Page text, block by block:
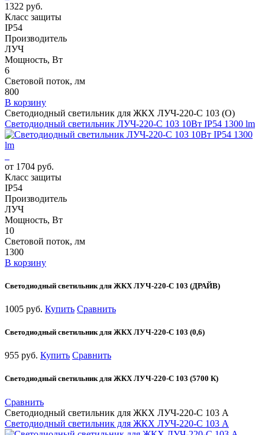
1322 руб.
Класс защиты
IP54
Производитель
ЛУЧ
Мощность, Вт
6
Световой поток, лм
800
В корзину
Светодиодный светильник для ЖКХ ЛУЧ-220-С 103 (О)
Светодиодный светильник ЛУЧ-220-С 103 10Вт IP54 1300 lm
от 1704 руб.
Класс защиты
IP54
Производитель
ЛУЧ
Мощность, Вт
10
Световой поток, лм
1300
В корзину
Светодиодный светильник для ЖКХ ЛУЧ-220-С 103 (ДРАЙВ)
1005 руб. Купить Сравнить
Светодиодный светильник для ЖКХ ЛУЧ-220-С 103 (0,6)
955 руб. Купить Сравнить
Светодиодный светильник для ЖКХ ЛУЧ-220-С 103 (5700 К)
Сравнить
Светодиодный светильник для ЖКХ ЛУЧ-220-С 103 А
Светодиодный светильник для ЖКХ ЛУЧ-220-С 103 А